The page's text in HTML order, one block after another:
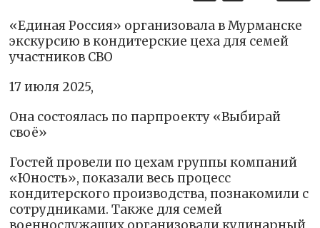
«Единая Россия» организовала в Мурманске
экскурсию в кондитерские цеха для семей
участников СВО
17 июля 2025,
Она состоялась по парпроекту «Выбирай
своё»
Гостей провели по цехам группы компаний
«Юность», показали весь процесс
кондитерского производства, познакомили с
сотрудниками. Также для семей